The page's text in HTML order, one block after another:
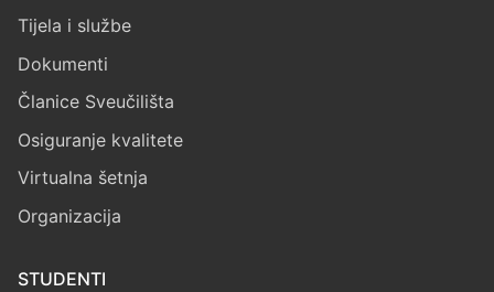
Tijela i službe
Dokumenti
Članice Sveučilišta
Osiguranje kvalitete
Virtualna šetnja
Organizacija
STUDENTI